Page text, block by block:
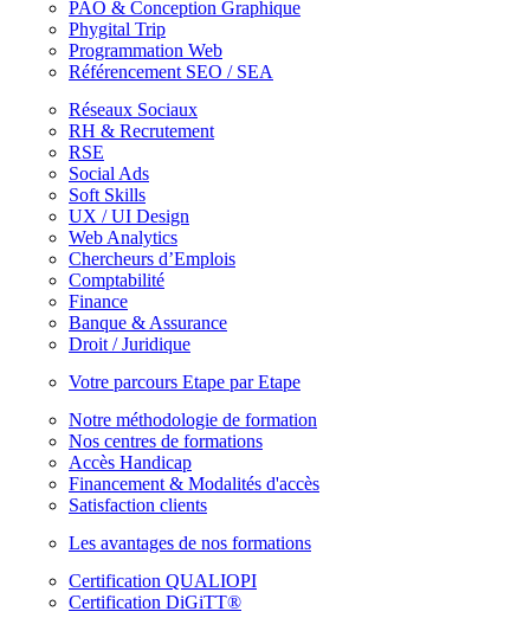
PAO & Conception Graphique
Phygital Trip
Programmation Web
Référencement SEO / SEA
Réseaux Sociaux
RH & Recrutement
RSE
Social Ads
Soft Skills
UX / UI Design
Web Analytics
Chercheurs d’Emplois
Comptabilité
Finance
Banque & Assurance
Droit / Juridique
Votre parcours Etape par Etape
Notre méthodologie de formation
Nos centres de formations
Accès Handicap
Financement & Modalités d'accès
Satisfaction clients
Les avantages de nos formations
Certification QUALIOPI
Certification DiGiTT®